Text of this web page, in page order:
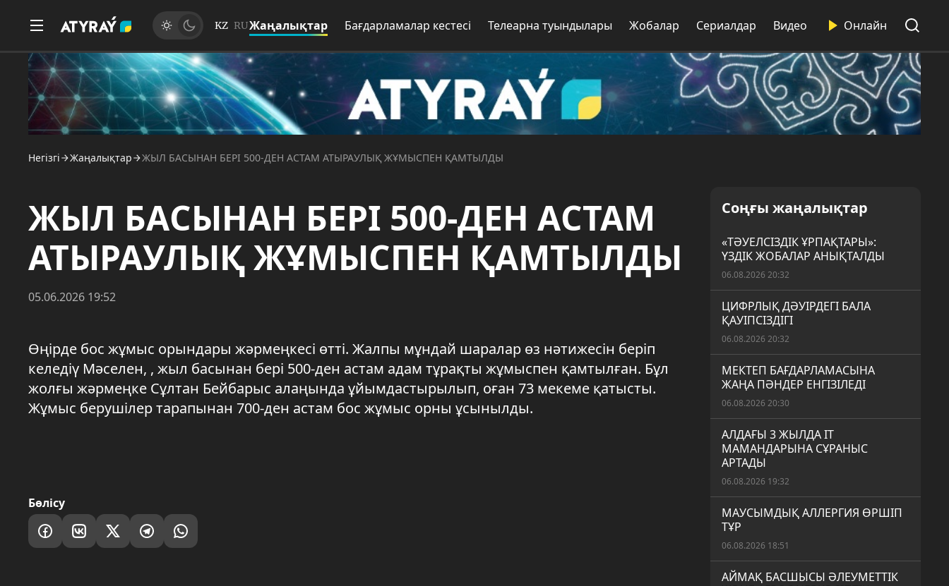
KZ RUЖаңалықтар Бағдарламалар кестесі Телеарна туындылары Жобалар Сериалдар Видео Онлайн
Негізгі Жаңалықтар ЖЫЛ БАСЫНАН БЕРІ 500-ДЕН АСТАМ АТЫРАУЛЫҚ ЖҰМЫСПЕН ҚАМТЫЛДЫ
ЖЫЛ БАСЫНАН БЕРІ 500-ДЕН АСТАМ
АТЫРАУЛЫҚ ЖҰМЫСПЕН ҚАМТЫЛДЫ
05.06.2026 19:52
Өңірде бос жұмыс орындары жәрмеңкесі өтті. Жалпы мұндай шаралар өз нәтижесін беріп
келедіү Мәселен, , жыл басынан бері 500-ден астам адам тұрақты жұмыспен қамтылған. Бұл
жолғы жәрмеңке Сұлтан Бейбарыс алаңында ұйымдастырылып, оған 73 мекеме қатысты.
Жұмыс берушілер тарапынан 700-ден астам бос жұмыс орны ұсынылды.
Бөлісу
Соңғы жаңалықтар
«ТӘУЕЛСІЗДІК ҰРПАҚТАРЫ»:
ҮЗДІК ЖОБАЛАР АНЫҚТАЛДЫ
06.08.2026 20:32
ЦИФРЛЫҚ ДӘУІРДЕГІ БАЛА
ҚАУІПСІЗДІГІ
06.08.2026 20:32
МЕКТЕП БАҒДАРЛАМАСЫНА
ЖАҢА ПӘНДЕР ЕНГІЗІЛЕДІ
06.08.2026 20:30
АЛДАҒЫ 3 ЖЫЛДА IT
МАМАНДАРЫНА СҰРАНЫС
АРТАДЫ
06.08.2026 19:32
МАУСЫМДЫҚ АЛЛЕРГИЯ ӨРШІП
ТҰР
06.08.2026 18:51
АЙМАҚ БАСШЫСЫ ӘЛЕУМЕТТІК